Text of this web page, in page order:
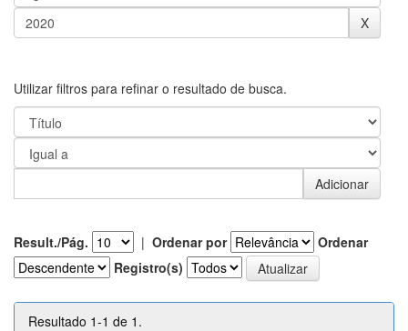
Utilizar filtros para refinar o resultado de busca.
Result./Pág. | Ordenar por
Ordenar
Registro(s)
Resultado 1-1 de 1.